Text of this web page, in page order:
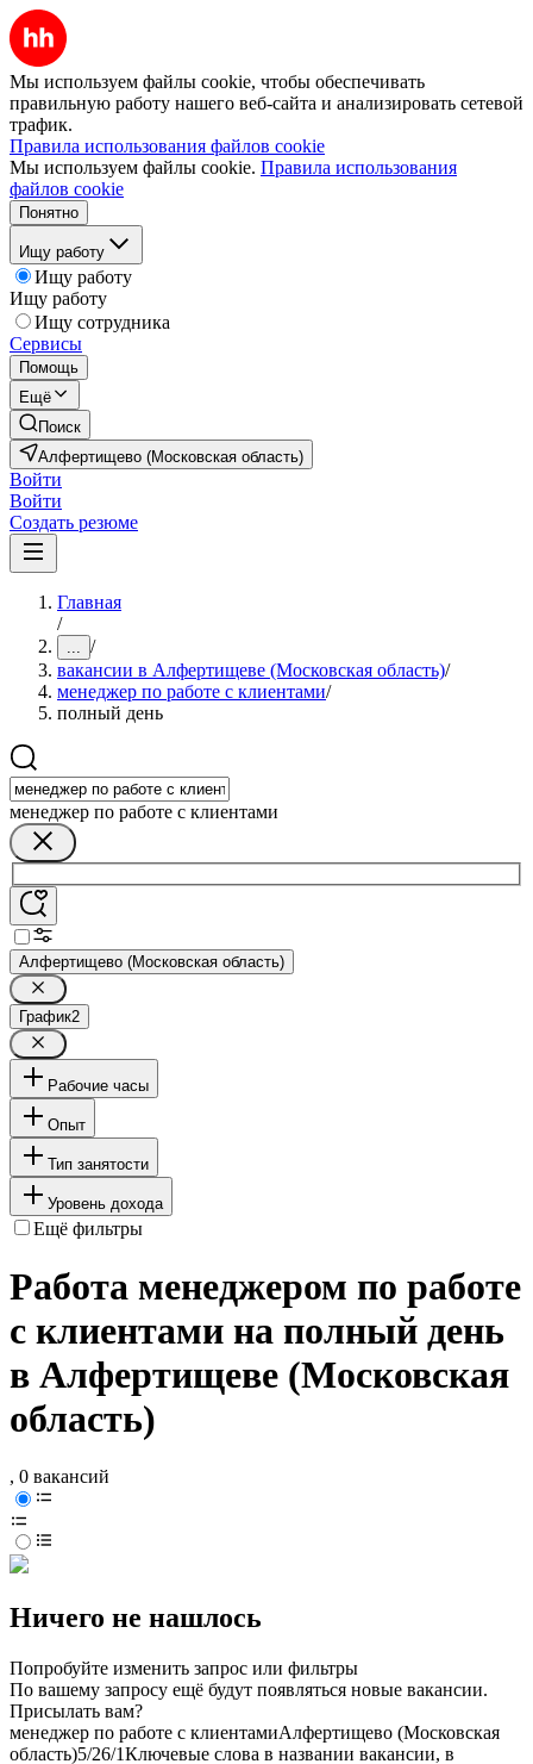
Мы используем файлы cookie, чтобы обеспечивать
правильную работу нашего веб-сайта и анализировать сетевой
трафик.
Правила использования файлов cookie
Мы используем файлы cookie. Правила использования
файлов cookie
Понятно
Ищу работу
Ищу работу
Ищу работу
Ищу сотрудника
Сервисы
Помощь
Ещё
Поиск
Алфертищево (Московская область)
Войти
Войти
Создать резюме
Главная
/
... /
вакансии в Алфертищеве (Московская область)/
менеджер по работе с клиентами/
полный день
менеджер по работе с клиентами
Алфертищево (Московская область)
График2
Рабочие часы
Опыт
Тип занятости
Уровень дохода
Ещё фильтры
Работа менеджером по работе
с клиентами на полный день
в Алфертищеве (Московская
область)
, 0 вакансий
Ничего не нашлось
Попробуйте изменить запрос или фильтры
По вашему запросу ещё будут появляться новые вакансии.
Присылать вам?
менеджер по работе с клиентамиАлфертищево (Московская
область)5/26/1Ключевые слова в названии вакансии, в